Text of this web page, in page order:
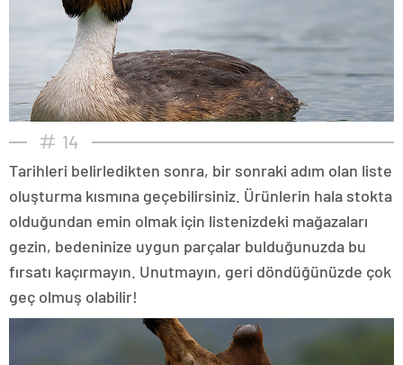
14
Tarihleri belirledikten sonra, bir sonraki adım olan liste
oluşturma kısmına geçebilirsiniz. Ürünlerin hala stokta
olduğundan emin olmak için listenizdeki mağazaları
gezin, bedeninize uygun parçalar bulduğunuzda bu
fırsatı kaçırmayın. Unutmayın, geri döndüğünüzde çok
geç olmuş olabilir!